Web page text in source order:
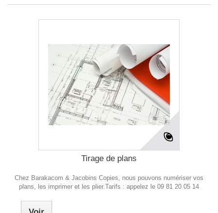
Tirage de plans
Chez Barakacom & Jacobins Copies, nous pouvons numériser vos
plans, les imprimer et les plier.Tarifs : appelez le 09 81 20 05 14